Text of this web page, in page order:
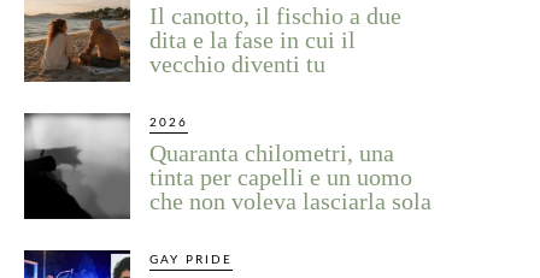
Il canotto, il fischio a due
dita e la fase in cui il
vecchio diventi tu
2026
Quaranta chilometri, una
tinta per capelli e un uomo
che non voleva lasciarla sola
GAY PRIDE